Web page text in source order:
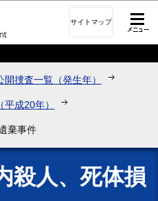
本文へ移動
サイトマップ
開捜査一覧（発生年）
成20年）
棄事件
殺人、死体損